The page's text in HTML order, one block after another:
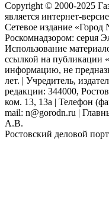
Copyright © 2000-2025
является интернет-
Сетевое издание «Город
Роскомнадзором: серuя
Использование
ссылкой на публикации
информацию, не
лет. | Учредитель,
редакции: 344000,
ком. 13, 13а | Телефон
mail: n@gorodn.ru |
А.В.
Ростовский деловой